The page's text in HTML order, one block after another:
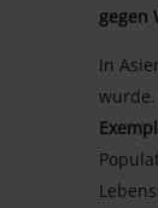
gegen
In
wurde.